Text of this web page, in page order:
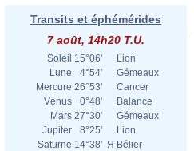
Transits et éphémérides
7 août, 14h20 T.U.
Soleil 15°06'
Lion
Lune
4°54'
Gémeaux
Mercure 26°53'
Cancer
Vénus
0°48'
Balance
Mars 27°30'
Gémeaux
Jupiter
8°25'
Lion
Saturne 14°38' Я Bélier